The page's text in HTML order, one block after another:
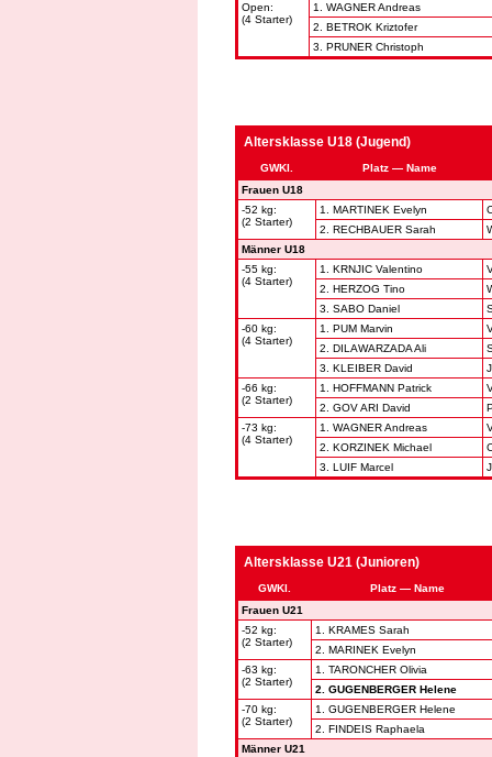
Open:
(4 Starter)
1. WAGNER Andreas
2. BETROK Kriztofer
3. PRUNER Christoph
Altersklasse U18 (Jugend)
GWKl.
Platz — Name
Frauen U18
-52 kg:
(2 Starter)
1. MARTINEK Evelyn
2. RECHBAUER Sarah
Männer U18
-55 kg:
(4 Starter)
1. KRNJIC Valentino
2. HERZOG Tino
3. SABO Daniel
-60 kg:
(4 Starter)
1. PUM Marvin
2. DILAWARZADA Ali
3. KLEIBER David
-66 kg:
(2 Starter)
1. HOFFMANN Patrick
2. GOV ARI David
-73 kg:
(4 Starter)
1. WAGNER Andreas
2. KORZINEK Michael
3. LUIF Marcel
Altersklasse U21 (Junioren)
GWKl.
Platz — Name
Frauen U21
-52 kg:
(2 Starter)
1. KRAMES Sarah
2. MARINEK Evelyn
-63 kg:
(2 Starter)
1. TARONCHER Olivia
2. GUGENBERGER Helene
-70 kg:
(2 Starter)
1. GUGENBERGER Helene
2. FINDEIS Raphaela
Männer U21